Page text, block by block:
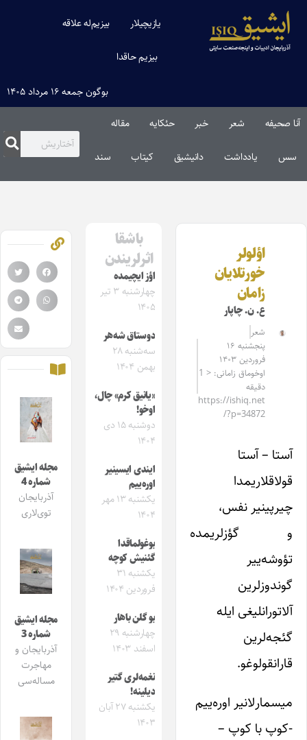
یازیچیلار بیزیم‌له علاقه
بیزیم حاقدا
بوگون جمعه ۱۶ مرداد ۱۴۰۵
آنا صحیفه شعر خبر حئکایه مقاله‌
سس یادداشت دانیشیق کیتاب سند
اؤلولر
خورتلایان
زامان
ع. ن. چاپار
شعر
پنجشنبه ۱۶
فروردین ۱۴۰۳
اوخوماق زامانی: < 1
دقیقه
https://ishiq.net
/?p=34872
آستا – آستا
قولاقلاریمدا
چیرپینیر نفس،
و گؤزلریمده
تؤوشه‌ییر
گوندوزلرین
آلاتورانلیغی ایله
گئجه‌لرین
قارانقولوغو.
میسمارلانیر اوره‌ییم
-کوپ با کوپ –
باشقا
اثرلریندن
اؤز ایچیمده
چهارشنبه ۳ تیر
۱۴۰۵
دوستاق شه‌هر
سه‌شنبه ۲۸
بهمن ۱۴۰۴
«یانیق کرم» چال،
اوخو!
دوشنبه ۱۵ دی
۱۴۰۴
ایندی ایسینیر
اوره‌ییم
یکشنبه ۱۳ مهر
۱۴۰۴
بوغولماقدا
گئنیش کوچه
یکشنبه ۳۱
فروردین ۱۴۰۴
بو گلن باهار
چهارشنبه ۲۹
اسفند ۱۴۰۳
نغمه‌لری گتیر
دیلینه!
یکشنبه ۲۷ آبان
۱۴۰۳
مجله ایشیق
شماره 4
آذربایجان
توی‌لاری
مجله ایشیق
شماره 3
آذربایجان و
مهاجرت
مساله‌سی